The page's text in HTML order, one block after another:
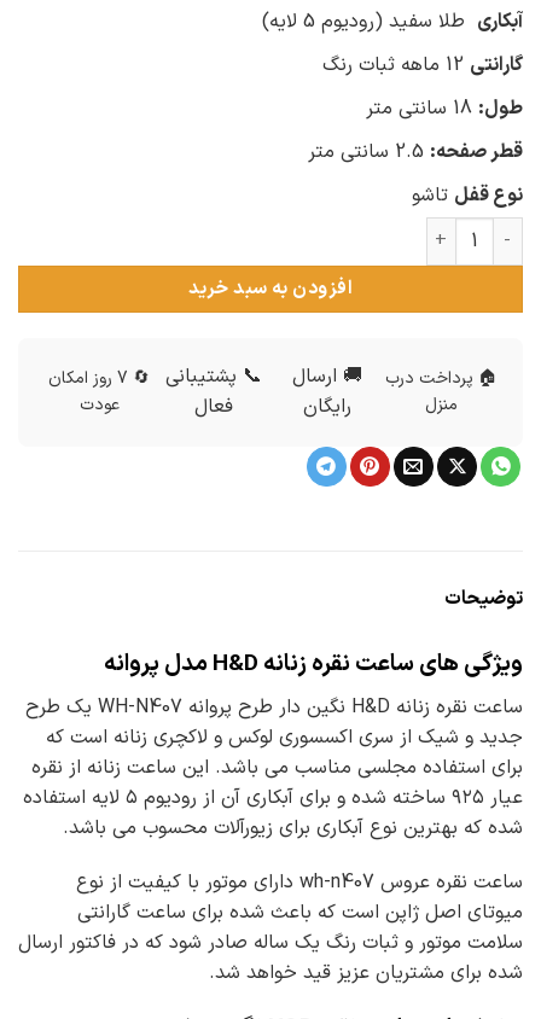
آبکاری طلا سفید (رودیوم 5 لایه)
گارانتی
طول:
قطر صفحه:
نوع قفل تاشو
ساعت نقره زنانه H&D مدل پروانه عدد
افزودن به سبد خرید
🏠 پرداخت درب
منزل
🚚 ارسال
رایگان
📞 پشتیبانی
فعال
🔄 7 روز امکان
عودت
توضیحات
ویژگی های ساعت نقره زنانه H&D مدل پروانه
ساعت نقره زنانه H&D نگین دار طرح پروانه WH-N407 یک طرح
جدید و شیک از سری اکسسوری لوکس و لاکچری زنانه است که
برای استفاده مجلسی مناسب می باشد. این ساعت زنانه از نقره
عیار ۹۲۵ ساخته شده و برای آبکاری آن از رودیوم ۵ لایه استفاده
شده که بهترین نوع آبکاری برای زیورآلات محسوب می باشد.
ساعت نقره عروس wh-n407 دارای موتور با کیفیت از نوع
میوتای اصل ژاپن است که باعث شده برای ساعت گارانتی
سلامت موتور و ثبات رنگ یک ساله صادر شود که در فاکتور ارسال
شده برای مشتریان عزیز قید خواهد شد.